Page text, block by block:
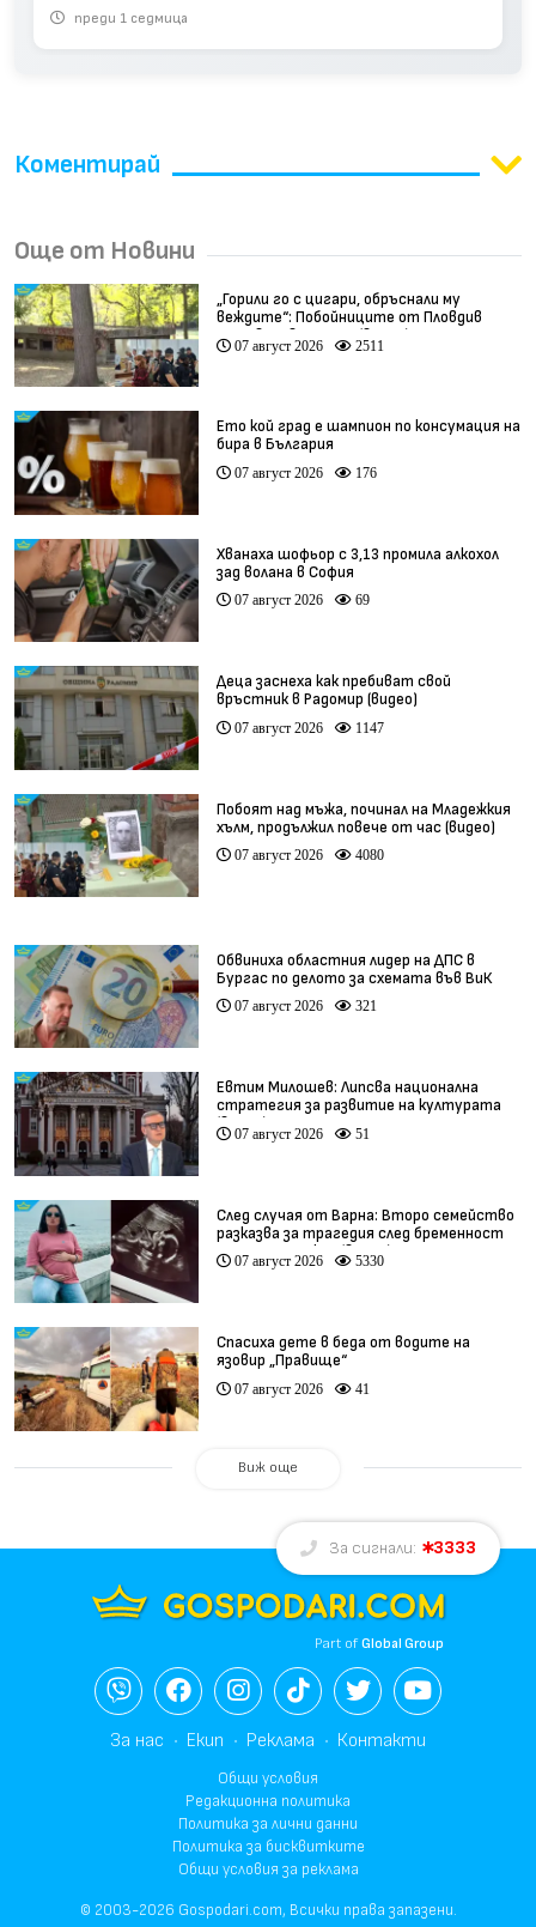
преди 1 седмица
Коментирай
Още от Новини
„Горили го с цигари, обръснали му
веждите“: Побойниците от Пловдив
остават в ареста (видео)
07 август 2026 2511
Ето кой град е шампион по консумация на
бира в България
07 август 2026 176
Хванаха шофьор с 3,13 промила алкохол
зад волана в София
07 август 2026 69
Деца заснеха как пребиват свой
връстник в Радомир (видео)
07 август 2026 1147
Побоят над мъжа, починал на Младежкия
хълм, продължил повече от час (видео)
07 август 2026 4080
Обвиниха областния лидер на ДПС в
Бургас по делото за схемата във ВиК
07 август 2026 321
Евтим Милошев: Липсва национална
стратегия за развитие на културата
(видео)
07 август 2026 51
След случая от Варна: Второ семейство
разказва за трагедия след бременност
при същия лекар (видео)
07 август 2026 5330
Спасиха дете в беда от водите на
язовир „Правище“
07 август 2026 41
Виж още
За сигнали: 3333
Part ofGlobal Group
За нас Екип Реклама Контакти
Общи условия
Редакционна политика
Политика за лични данни
Политика за бисквитките
Общи условия за реклама
© 2003-2026 Gospodari.com, Всички права запазени.